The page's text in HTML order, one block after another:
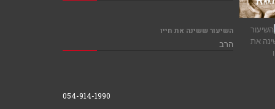
השיעור ששינה את חייו
הרב
054-914-1990